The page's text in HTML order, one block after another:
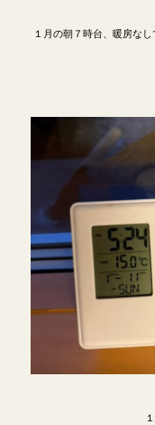
１月の朝７時台、暖房な